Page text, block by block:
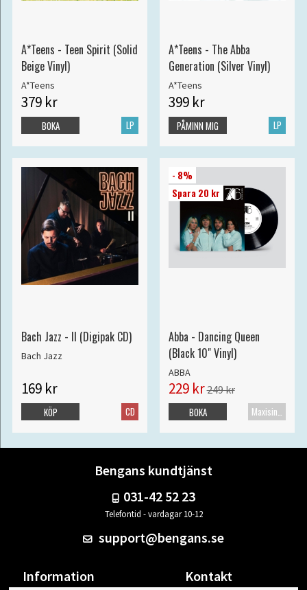
A*Teens - Teen Spirit (Solid
Beige Vinyl)
A*Teens
379 kr
LP
BOKA
A*Teens - The Abba
Generation (Silver Vinyl)
A*Teens
399 kr
LP
PÅMINN MIG
Bach Jazz - II (Digipak CD)
Bach Jazz
169 kr
CD
KÖP
- 8%
Spara 20 kr
Abba - Dancing Queen
(Black 10" Vinyl)
ABBA
229 kr249 kr
Maxisingel
BOKA
Bengans kundtjänst
031-42 52 23
Telefontid - vardagar 10-12
support@bengans.se
Information Kontakt